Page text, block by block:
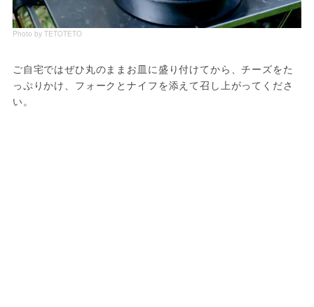
Photo by TETOTETO
ご自宅ではぜひ丸のままお皿に盛り付けてから、チーズをた
っぷりかけ、フォークとナイフを添えて召し上がってくださ
い。